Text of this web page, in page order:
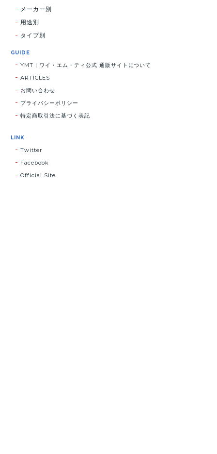
メーカー別
用途別
タイプ別
GUIDE
YMT | ワイ・エム・ティ公式 通販サイトについて
ARTICLES
お問い合わせ
プライバシーポリシー
特定商取引法に基づく表記
LINK
Twitter
Facebook
Official Site